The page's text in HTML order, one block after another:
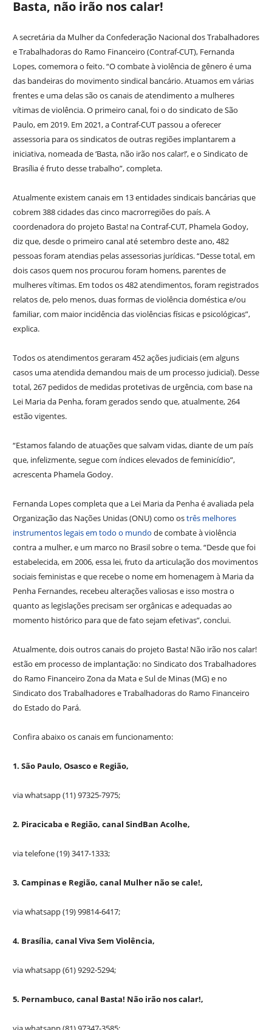
Basta, não irão nos calar!
A secretária da Mulher da Confederação Nacional dos Trabalhadores
e Trabalhadoras do Ramo Financeiro (Contraf-CUT), Fernanda
Lopes, comemora o feito. “O combate à violência de gênero é uma
das bandeiras do movimento sindical bancário. Atuamos em várias
frentes e uma delas são os canais de atendimento a mulheres
vítimas de violência. O primeiro canal, foi o do sindicato de São
Paulo, em 2019. Em 2021, a Contraf-CUT passou a oferecer
assessoria para os sindicatos de outras regiões implantarem a
iniciativa, nomeada de ‘Basta, não irão nos calar!’, e o Sindicato de
Brasília é fruto desse trabalho”, completa.
Atualmente existem canais em 13 entidades sindicais bancárias que
cobrem 388 cidades das cinco macrorregiões do país. A
coordenadora do projeto Basta! na Contraf-CUT, Phamela Godoy,
diz que, desde o primeiro canal até setembro deste ano, 482
pessoas foram atendias pelas assessorias jurídicas. “Desse total, em
dois casos quem nos procurou foram homens, parentes de
mulheres vítimas. Em todos os 482 atendimentos, foram registrados
relatos de, pelo menos, duas formas de violência doméstica e/ou
familiar, com maior incidência das violências físicas e psicológicas”,
explica.
Todos os atendimentos geraram 452 ações judiciais (em alguns
casos uma atendida demandou mais de um processo judicial). Desse
total, 267 pedidos de medidas protetivas de urgência, com base na
Lei Maria da Penha, foram gerados sendo que, atualmente, 264
estão vigentes.
“Estamos falando de atuações que salvam vidas, diante de um país
que, infelizmente, segue com índices elevados de feminicídio”,
acrescenta Phamela Godoy.
Fernanda Lopes completa que a Lei Maria da Penha é avaliada pela
Organização das Nações Unidas (ONU) como ostrês melhores
instrumentos legais em todo o mundo de combate à violência
contra a mulher, e um marco no Brasil sobre o tema. “Desde que foi
estabelecida, em 2006, essa lei, fruto da articulação dos movimentos
sociais feministas e que recebe o nome em homenagem à Maria da
Penha Fernandes, recebeu alterações valiosas e isso mostra o
quanto as legislações precisam ser orgânicas e adequadas ao
momento histórico para que de fato sejam efetivas”, conclui.
Atualmente, dois outros canais do projeto Basta! Não irão nos calar!
estão em processo de implantação: no Sindicato dos Trabalhadores
do Ramo Financeiro Zona da Mata e Sul de Minas (MG) e no
Sindicato dos Trabalhadores e Trabalhadoras do Ramo Financeiro
do Estado do Pará.
Confira abaixo os canais em funcionamento:
1. São Paulo, Osasco e Região,
via whatsapp (11) 97325-7975;
2. Piracicaba e Região, canal SindBan Acolhe,
via telefone (19) 3417-1333;
3. Campinas e Região, canal Mulher não se cale!,
via whatsapp (19) 99814-6417;
4. Brasília, canal Viva Sem Violência,
via whatsapp (61) 9292-5294;
5. Pernambuco, canal Basta! Não irão nos calar!,